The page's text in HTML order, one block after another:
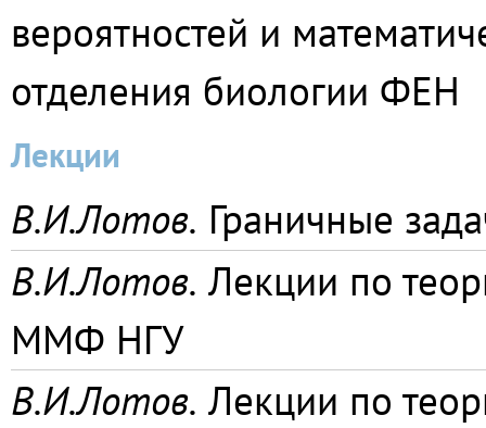
вероятностей и
отделения биологии ФЕН
Лекции
В.И.Лотов. Граничные
В.И.Лотов. Лекции по
ММФ НГУ
В.И.Лотов. Лекции по